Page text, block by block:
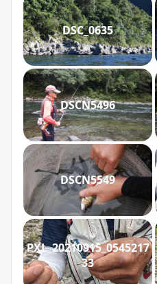
DSC_0635
DSCN5496
DSCN5549
PXL_20210915_0545217
33